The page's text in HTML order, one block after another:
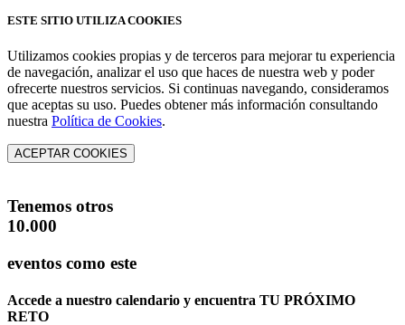
ESTE SITIO UTILIZA COOKIES
Utilizamos cookies propias y de terceros para mejorar tu experiencia
de navegación, analizar el uso que haces de nuestra web y poder
ofrecerte nuestros servicios. Si continuas navegando, consideramos
que aceptas su uso. Puedes obtener más información consultando
nuestra Política de Cookies.
ACEPTAR COOKIES
Tenemos otros
10.000
eventos como este
Accede a nuestro calendario y encuentra TU PRÓXIMO
RETO